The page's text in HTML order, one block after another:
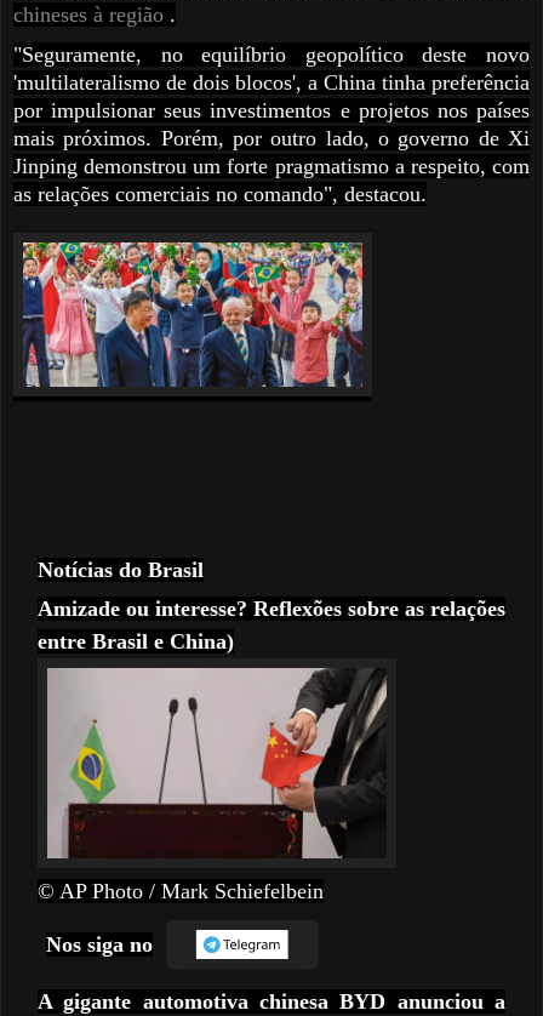
chineses à região .
"Seguramente, no equilíbrio geopolítico deste novo
'multilateralismo de dois blocos', a China tinha preferência
por impulsionar seus investimentos e projetos nos países
mais próximos. Porém, por outro lado, o governo de Xi
Jinping demonstrou um forte pragmatismo a respeito, com
as relações comerciais no comando", destacou.
Notícias do Brasil
Amizade ou interesse? Reflexões sobre as relações
entre Brasil e China)
© AP Photo / Mark Schiefelbein
Nos siga no
A gigante automotiva chinesa BYD anunciou a